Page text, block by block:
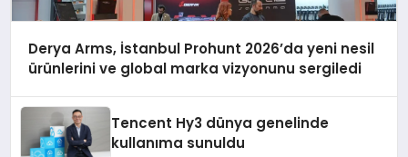
Derya Arms, İstanbul Prohunt 2026’da yeni nesil
ürünlerini ve global marka vizyonunu sergiledi
Tencent Hy3 dünya genelinde
kullanıma sunuldu